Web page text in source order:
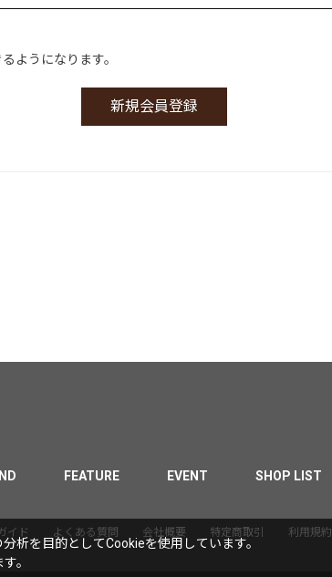
ようになります。
FEATURE EVENT SHOP LIST
イド よくある質問 会社概要 特定商取引 利用規約
析を目的としてCookieを使用しています。
。